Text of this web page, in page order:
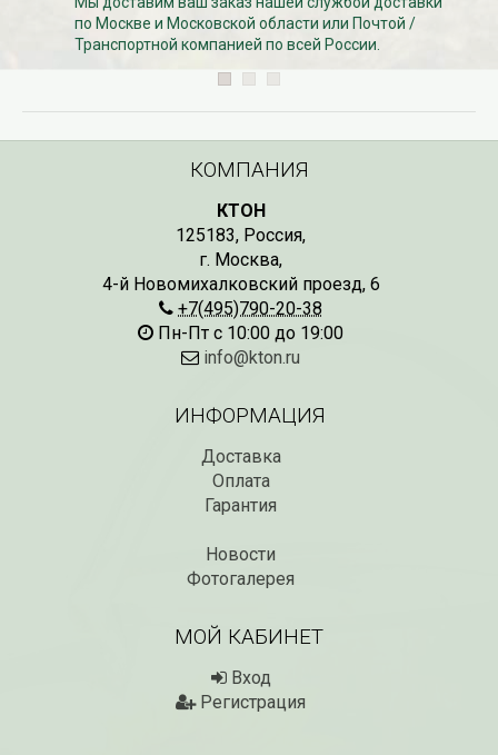
по Москве и Московской области или Почтой /
Транспортной компанией по всей России.
КОМПАНИЯ
КТОН
125183, Россия,
г. Москва,
4-й Новомихалковский проезд, 6
+7(495)790-20-38
Пн-Пт с 10:00 до 19:00
info@kton.ru
ИНФОРМАЦИЯ
Доставка
Оплата
Гарантия
Новости
Фотогалерея
МОЙ КАБИНЕТ
Вход
Регистрация